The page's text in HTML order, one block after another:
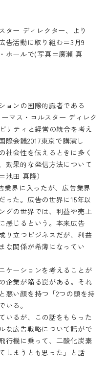
ター ディレクター、より
告活動に取り組む＝3月9
ホールで(写真＝廣瀬 真
ョンの国際的識者である
マス・コルスター ディレク
リティと経営の統合を考え
際会議2017東京で講演し
社会性を伝えるときに多く
効果的な発信方法について
田 真隆）
業界に入ったが、広告業界
った。広告の世界に15年以
グの世界では、利益や売上
感じるという。本来広告
り立つビジネスだが、利益
な関係が希薄になってい
ケーションを考えることが
企業が陥る罠がある。それ
悪い顔を持つ「2つの頭を持
る。
いるが、この話をもらった
な広告戦略について話がで
行機に乗って、二酸化炭素
しまうとも思った」と話